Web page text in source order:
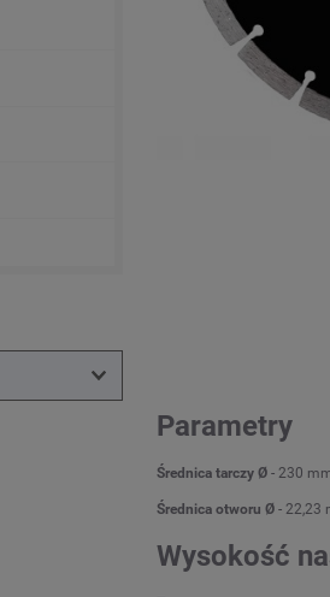
Parametry
Średnica tarczy Ø - 230
Średnica otworu Ø - 22,23
Wysokość